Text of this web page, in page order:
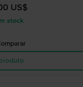
US$
stock